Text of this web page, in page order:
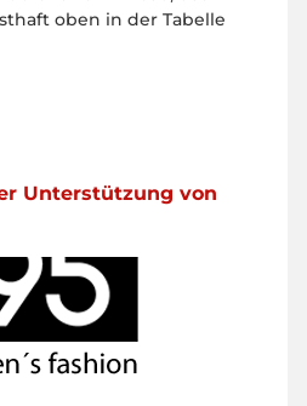
oben in der Tabelle
Unterstützung von